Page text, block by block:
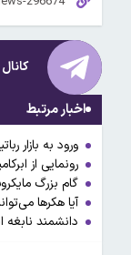
اخبار مرتبط
ورود به بازار
رونمایی از ابرکامپیوتر
گام بزرگ
آیا هکرها
دانشمند